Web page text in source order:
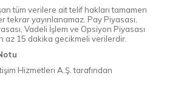
tüm verilere ait telif hakları tamamen
tekrar yayınlanamaz. Pay Piyasası,
Vadeli İşlem ve Opsiyon Piyasası
az 15 dakika gecikmeli verilerdir.
Hizmetleri A.Ş. tarafından